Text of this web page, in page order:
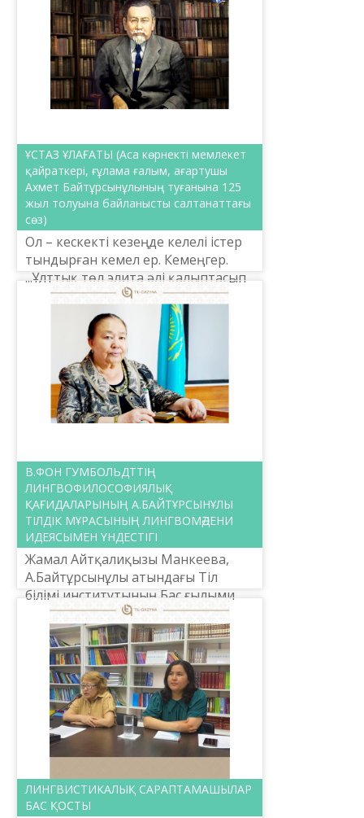
ҰСТАЗ ҰЛАҒАТЫ (Аса көрнекті мемлекет
қайраткері, ғұлама ғалым, ағартушы
Ахмет Байтұрсынұлының туғанына 125
жыл толуына байланысты салтанаттағы
сөз)
Ол – кескекті кезеңде келелі істер
тындырған кемел ер. Кемеңгер.
...Ұлттық төл элита əлі қалыптасып
үлгермеген еді. Оқығандар
шашыранды жұрттан
шыққандықтан бас қосып, күш бір...
В.ФОН ГУМБОЛЬДТТІҢ
ЛИНГВОФИЛОСОФИЯЛЫҚ
ҚАҒИДАЛАРЫНЫҢ А.БАЙТҰРСЫНҰЛЫ
ТІЛДІК МҰРАСЫНЫҢ ЛИНГВОМӘДЕНИ
ИДЕЯСЫМЕН ҮНДЕСТІГІ
Жамал Айтқалиқызы Манкеева,
А.Байтұрсынұлы атындағы Тіл
білімі институтының Бас ғылыми
қызметкері, филология
ғылымдарының докторы,
профессор
ЛИНГВИСТИКАЛЫҚ САРАПТАМАШЫЛАР
БАС ҚОСТЫ